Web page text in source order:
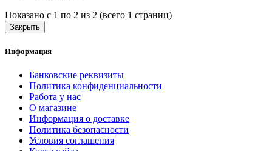
Показано с 1 по 2 из 2 (всего 1 страниц)
Закрыть
Информация
Банковские реквизиты
Политика конфиденциальности
Работа у нас
О магазине
Информация о доставке
Политика безопасности
Условия соглашения